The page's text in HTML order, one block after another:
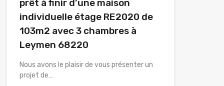
prêt à finir d’une maison
individuelle étage RE2020 de
103m2 avec 3 chambres à
Leymen 68220
Nous avons le plaisir de vous présenter un
projet de…